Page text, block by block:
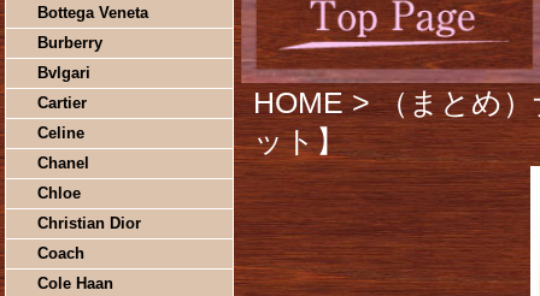
Bottega Veneta
Burberry
Bvlgari
Cartier
Celine
Chanel
Chloe
Christian Dior
Coach
Cole Haan
HOME > （まとめ
ット】